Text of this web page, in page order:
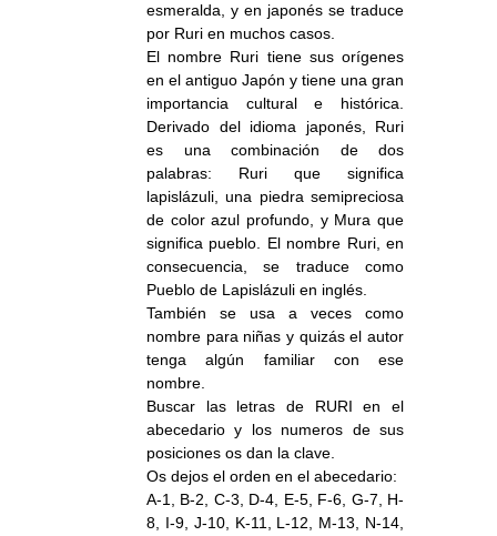
esmeralda, y en japonés se traduce
por Ruri en muchos casos.
El nombre Ruri tiene sus orígenes
en el antiguo Japón y tiene una gran
importancia cultural e histórica.
Derivado del idioma japonés, Ruri
es una combinación de dos
palabras: Ruri que significa
lapislázuli, una piedra semipreciosa
de color azul profundo, y Mura que
significa pueblo. El nombre Ruri, en
consecuencia, se traduce como
Pueblo de Lapislázuli en inglés.
También se usa a veces como
nombre para niñas y quizás el autor
tenga algún familiar con ese
nombre.
Buscar las letras de RURI en el
abecedario y los numeros de sus
posiciones os dan la clave.
Os dejos el orden en el abecedario:
A-1, B-2, C-3, D-4, E-5, F-6, G-7, H-
8, I-9, J-10, K-11, L-12, M-13, N-14,